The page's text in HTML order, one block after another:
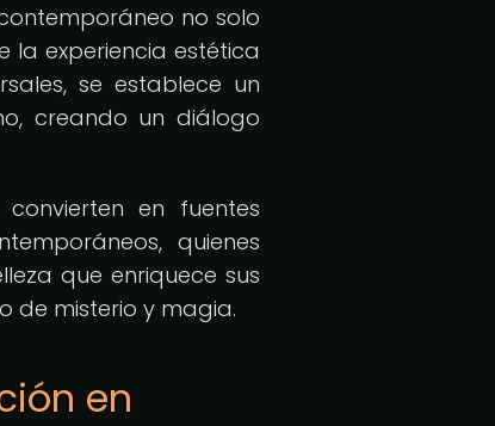
no solo
la experiencia estética
se establece un
creando un diálogo
en fuentes
quienes
que enriquece sus
de misterio y magia.
en